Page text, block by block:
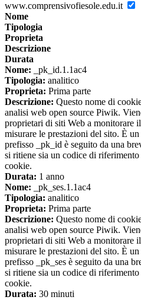
www.comprensivofiesole.edu.it
Nome
Tipologia
Proprieta
Descrizione
Durata
Nome: _pk_id.1.1ac4
Tipologia: analitico
Proprieta: Prima parte
Descrizione: Questo nome di
analisi web open source Piwik.
proprietari di siti Web a monitorare
misurare le prestazioni del sito. È
prefisso _pk_id è seguito da una
si ritiene sia un codice di
cookie.
Durata: 1 anno
Nome: _pk_ses.1.1ac4
Tipologia: analitico
Proprieta: Prima parte
Descrizione: Questo nome di
analisi web open source Piwik.
proprietari di siti Web a monitorare
misurare le prestazioni del sito. È
prefisso _pk_ses è seguito da una
si ritiene sia un codice di
cookie.
Durata: 30 minuti